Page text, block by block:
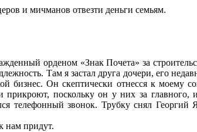
и мичманов отвезти деньги семьям.
орденом «Знак Почета» за
Там я застал друга дочери, его
бизнес. Он скептически отнесся к моему
прикроют, поскольку он у них за главного,
телефонный звонок. Трубку снял Георгий
нам придут.